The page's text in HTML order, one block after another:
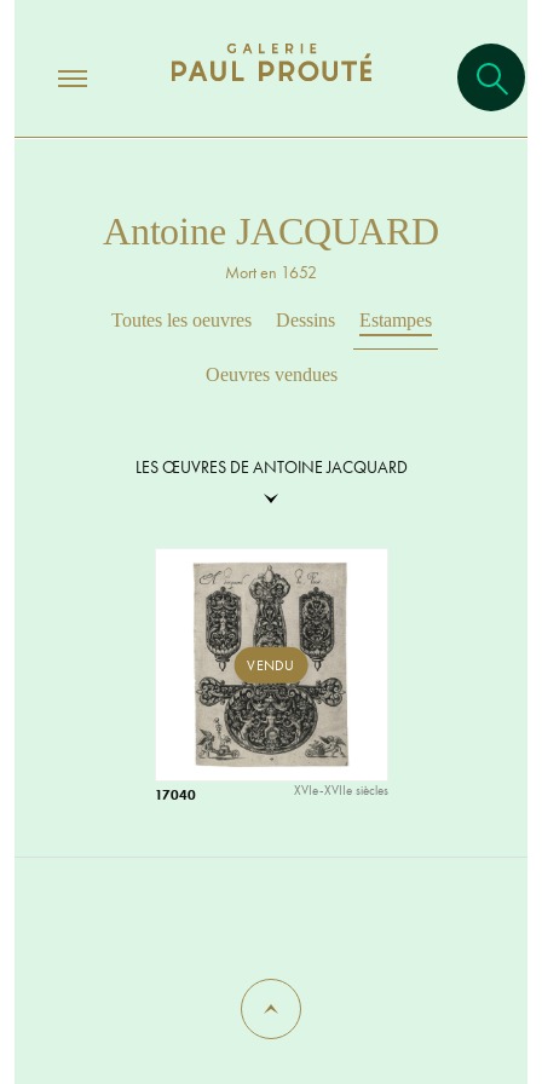
Antoine JACQUARD
Mort en 1652
Toutes les oeuvres Dessins Estampes
Oeuvres vendues
LES ŒUVRES DE ANTOINE JACQUARD
VENDU
17040 XVIe-XVIIe siècles